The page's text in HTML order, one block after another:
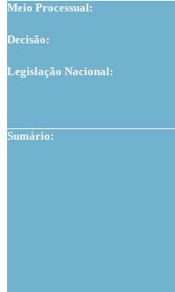
Meio Processual:
Decisão:
Legislação Nacional:
Sumário: